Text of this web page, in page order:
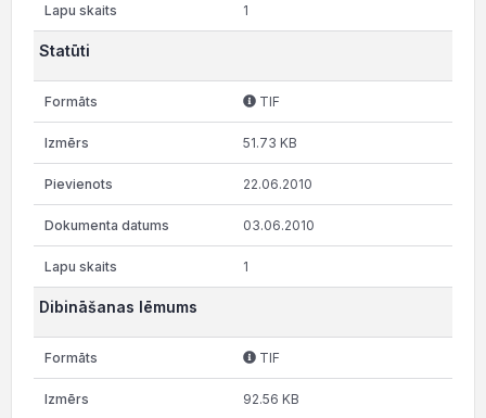
1
Statūti
TIF
51.73 KB
22.06.2010
03.06.2010
1
Dibināšanas lēmums
TIF
92.56 KB